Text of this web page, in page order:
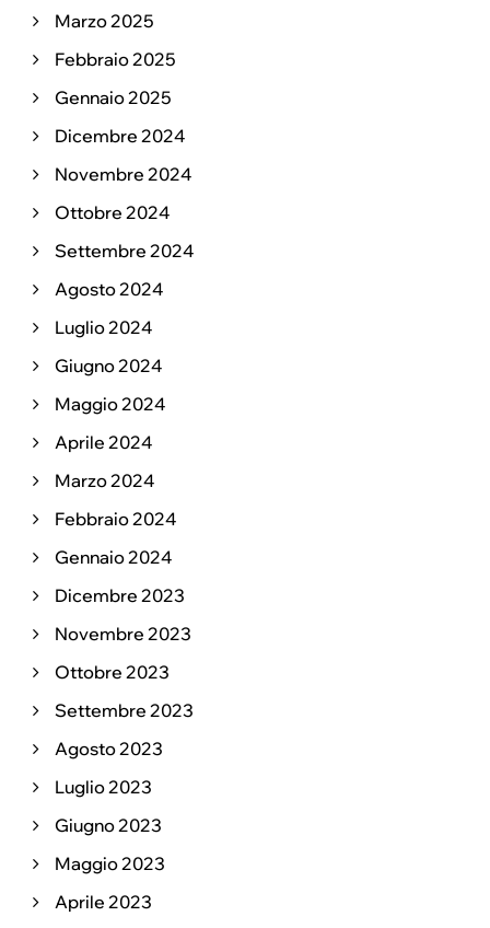
Marzo 2025
Febbraio 2025
Gennaio 2025
Dicembre 2024
Novembre 2024
Ottobre 2024
Settembre 2024
Agosto 2024
Luglio 2024
Giugno 2024
Maggio 2024
Aprile 2024
Marzo 2024
Febbraio 2024
Gennaio 2024
Dicembre 2023
Novembre 2023
Ottobre 2023
Settembre 2023
Agosto 2023
Luglio 2023
Giugno 2023
Maggio 2023
Aprile 2023